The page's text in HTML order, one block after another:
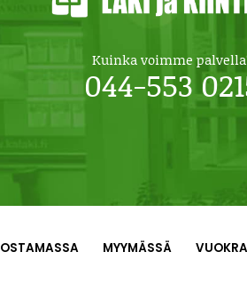
Kuinka voimme
044-553
OSTAMASSA MYYMÄSSÄ